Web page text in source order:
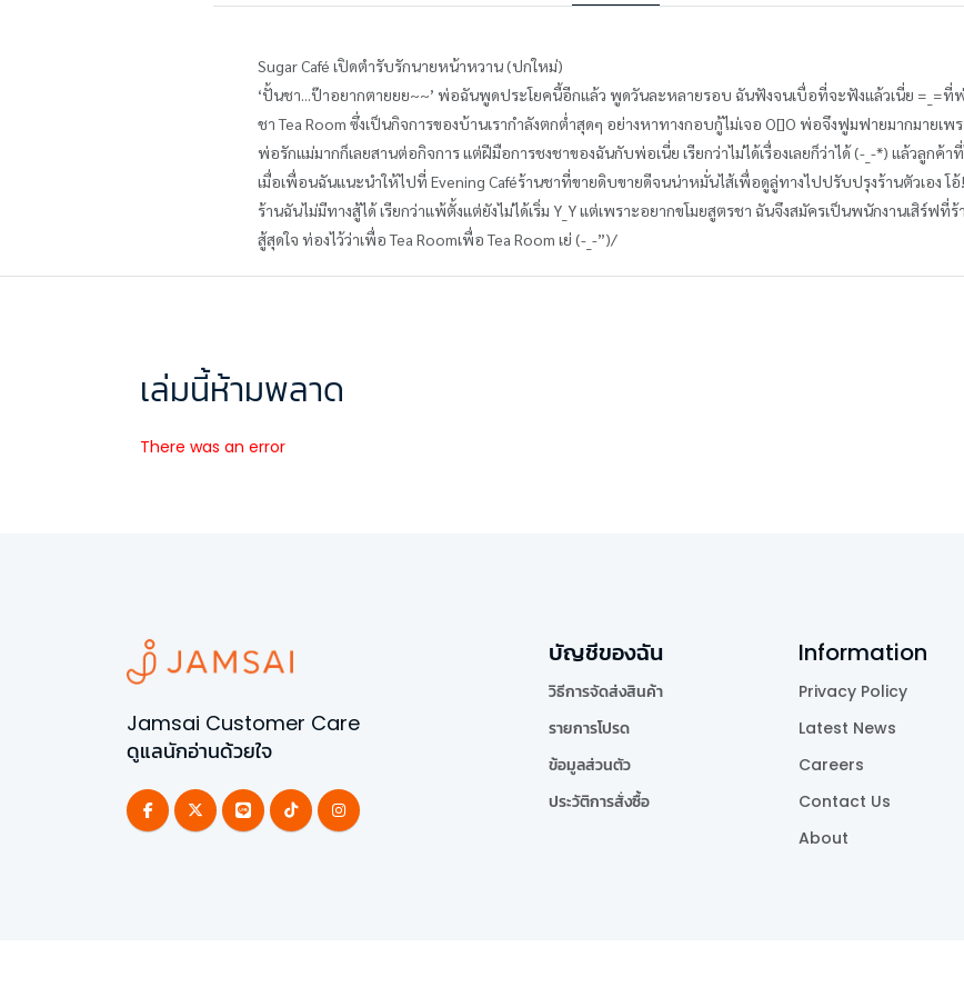
Sugar Café เปิดตำรับรักนายหน้าหวาน (ปกใหม่)
‘ปั้นชา...ป๊าอยากตายยย~~’ พ่อฉันพูดประโยคนี้อีกแล้ว พูดวันละหลายรอบ ฉันฟังจนเบื่อที่จะฟังแล้วเนี่ย =_=ที่
ชา Tea Room ซึ่งเป็นกิจการของบ้านเรากำลังตกต่ำสุดๆ อย่างหาทางกอบกู้ไม่เจอ O[]O พ่อจึงฟูมฟายมากมายเ
พ่อรักแม่มากก็เลยสานต่อกิจการ แต่ฝีมือการชงชาของฉันกับพ่อเนี่ย เรียกว่าไม่ได้เรื่องเลยก็ว่าได้ (-_-*) แล้วลูก
เมื่อเพื่อนฉันแนะนำให้ไปที่ Evening Caféร้านชาที่ขายดิบขายดีจนน่าหมั่นไส้เพื่อดูลู่ทางไปปรับปรุงร้านตัวเอง โอ้
ร้านฉันไม่มีทางสู้ได้ เรียกว่าแพ้ตั้งแต่ยังไม่ได้เริ่ม Y_Y แต่เพราะอยากขโมยสูตรชา ฉันจึงสมัครเป็นพนักงานเสิร์ฟ
สู้สุดใจ ท่องไว้ว่าเพื่อ Tea Roomเพื่อ Tea Room เย่ (-_-”)/
เล่มนี้ห้ามพลาด
There was an error
Jamsai Customer Care
ดูแลนักอ่านด้วยใจ
บัญชีของฉัน
วิธีการจัดส่งสินค้า
รายการโปรด
ข้อมูลส่วนตัว
ประวัติการสั่งซื้อ
Information
Privacy Policy
Latest News
Careers
Contact Us
About